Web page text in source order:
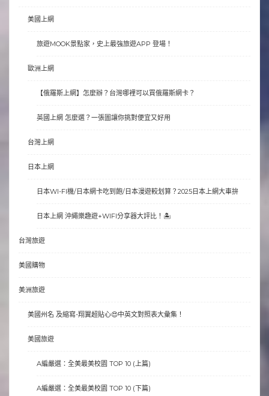
美國上網
旅遊MOOK景點家，史上最強旅遊APP 登場！
歐洲上網
【俄羅斯上網】怎麼辦？台灣哪裡可以買俄羅斯網卡？
英國上網 怎麼選？一張圖讓你挑對便宜又好用
台灣上網
日本上網
日本WI-FI機/日本網卡吃到飽/日本漫遊較划算？2025日本上網大車拚
日本上網 沖繩樂趣遊+WIFI分享器大評比！🏝
台灣旅遊
美國購物
美洲旅遊
美國州名 及縮寫-翔翼超貼心😍中英文對照表大彙集！
美國旅遊
A編嚴選：全美最美校園 TOP 10 (上篇)
A編嚴選：全美最美校園 TOP 10 (下篇)